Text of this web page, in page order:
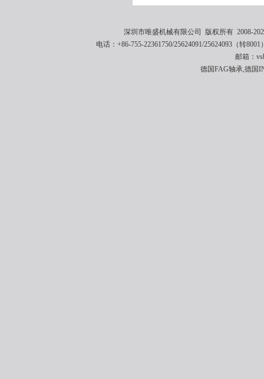
深圳市唯盛机械有限公司 版权所有 2008-
电话：+86-755-22361750/25624091/25624093（转
邮箱：
德国FAG轴承,德国